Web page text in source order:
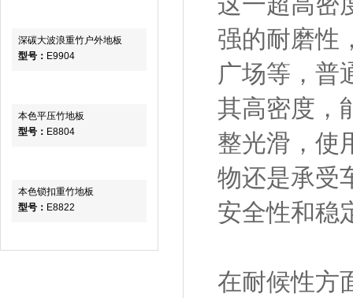
深碳大波浪重竹户外地板
型号： E9904
本色平压竹地板
型号： E8804
本色锁扣重竹地板
型号： E8822
强的耐磨性
广场等，普
其高密度，
整光滑，使
物还是承受
安全性和稳
在耐候性方